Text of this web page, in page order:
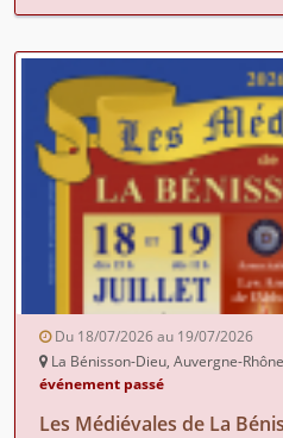
Du 18/07/2026 au 19/07/2026
La Bénisson-Dieu, Auvergne-
événement passé
Les Médiévales de La